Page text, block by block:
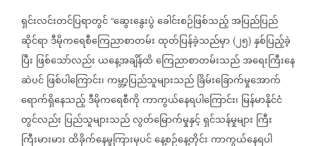
ရှင်းလင်းတင်ပြရာတွင် “ဆွေးနွေးပွဲခေါင်းစဉ်ဖြစ်သည့်အပြည်ပြည်
ဆိုင်ရာဒီမိုကရေစီကြေညာစာတမ်းထုတ်ပြန်ခဲ့သည်မှာ (၂၅) နှစ်ပြည့်ခဲ့
ပြီး ဖြစ်သော်လည်းယနေ့အချိန်ထိကြေညာစာတမ်းသည်အရေးကြီးနေ
ဆဲပင်ဖြစ်ပါကြောင်း၊ကမ္ဘာ့ပြည်သူများသည်ခြိမ်းခြောက်မှုအောက်
ရောက်ရှိနေသည့်ဒီမိုကရေစီကိုကာကွယ်နေရပါကြောင်း၊ မြန်မာနိုင်ငံ
တွင်လည်း ပြည်သူများသည်လွတ်မြောက်မှုနှင့်ရှင်သန်မှုများ ကြီး
ကြီးမားမားထိခိုက်နေမှုကြားမှပင်နေ့စဉ်နေ့တိုင်းကာကွယ်နေရပါ